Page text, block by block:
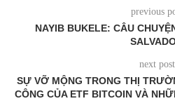
previous
NAYIB BUKELE: CÂU
next post
SỰ VỠ MỘNG TRONG THỊ
CÔNG CỦA ETF BITCOIN VÀ